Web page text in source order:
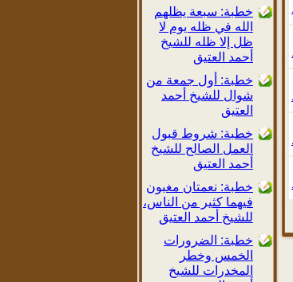
خطبة: سبعة يظلهم
الله في ظله يوم لا
ظل إلا ظله للشيخ
أحمد العتيق
خطبة: أول جمعة من
شوال للشيخ أحمد
العتيق
خطبة: شروط قبول
العمل الصالح للشيخ
أحمد العتيق
خطبة: نعمتان مغبون
فيهما كثير من الناس،
للشيخ أحمد العتيق
خطبة: الضرورات
الخمس وخطر
المخدرات للشيخ